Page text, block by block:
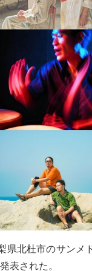
県北杜市のサン
表された。